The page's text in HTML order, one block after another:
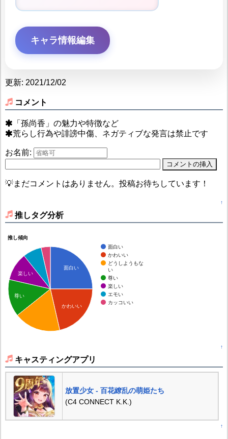
キャラ情報編集
更新: 2021/12/02
コメント
「孫尚香」の魅力や特徴など
荒らし行為や誹謗中傷、ネガティブな発言は禁止です
お名前:
💡まだコメントはありません。投稿お待ちしています！
↑
推しタグ分析
推し傾向
面白い
かわいい
どうしようもな
い
尊い
楽しい
エモい
カッコいい
面白い
かわいい
楽しい
尊い
↑
キャスティングアプリ
放置少女 - 百花繚乱の萌姫たち
(C4 CONNECT K.K.)
↑